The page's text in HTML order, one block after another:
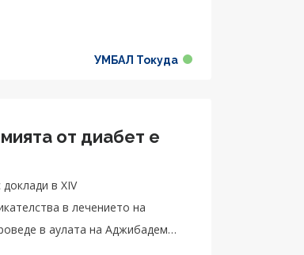
УМБАЛ Токуда
от диабет е
в XIV
в лечението на
в аулата на Аджибадем